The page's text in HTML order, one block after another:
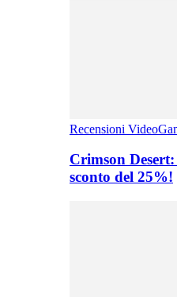
Recensioni
Crimson
sconto del 25%!